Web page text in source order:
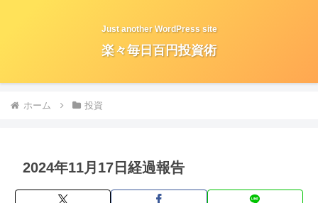
Just another WordPress site
楽々毎日百円投資術
ホーム 投資
2024年11月17日経過報告